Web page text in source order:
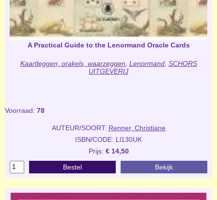
A Practical Guide to the Lenormand Oracle Cards
Kaartleggen, orakels, waarzeggen Lenormand, SCHORS
UITGEVERIJ
Voorraad: 78
AUTEUR/SOORT: Renner, Christiane
ISBN/CODE: Ll130UK
Prijs: € 14,50
Bestel Bekijk